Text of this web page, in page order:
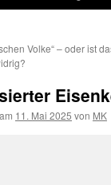
Volke“ – oder ist
11. Mai 2025 von MK